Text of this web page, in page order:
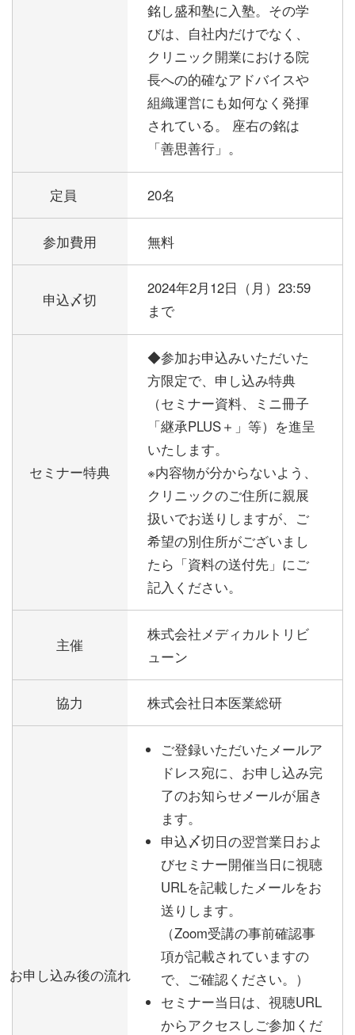
銘し盛和塾に入塾。その学
びは、自社内だけでなく、
クリニック開業における院
長への的確なアドバイスや
組織運営にも如何なく発揮
されている。 座右の銘は
「善思善行」。
定員 20名
参加費用 無料
申込〆切
2024年2月12日（月）23:59
まで
セミナー特典
◆参加お申込みいただいた
方限定で、申し込み特典
（セミナー資料、ミニ冊子
「継承PLUS＋」等）を進呈
いたします。
※内容物が分からないよう、
クリニックのご住所に親展
扱いでお送りしますが、ご
希望の別住所がございまし
たら「資料の送付先」にご
記入ください。
主催
株式会社メディカルトリビ
ューン
協力 株式会社日本医業総研
お申し込み後の流れ
ご登録いただいたメールア
ドレス宛に、お申し込み完
了のお知らせメールが届き
ます。
申込〆切日の翌営業日およ
びセミナー開催当日に視聴
URLを記載したメールをお
送りします。
（Zoom受講の事前確認事
項が記載されていますの
で、ご確認ください。）
セミナー当日は、視聴URL
からアクセスしご参加くだ